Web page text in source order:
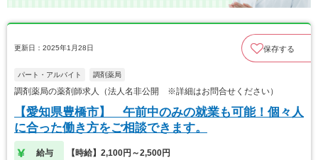
更新日：2025年1月28日 保存する
パート・アルバイト 調剤薬局
調剤薬局の薬剤師求人（法人名非公開 ※詳細はお問合せください）
【愛知県豊橋市】 午前中のみの就業も可能！個々人
に合った働き方をご相談できます。
給与 【時給】2,100円～2,500円